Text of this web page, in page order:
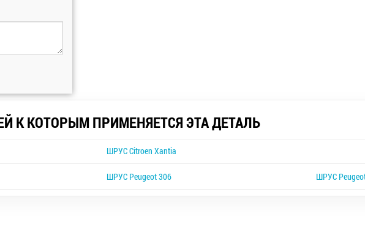
К КОТОРЫМ ПРИМЕНЯЕТСЯ ЭТА ДЕТАЛЬ
ШРУС Citroen Xantia
ШРУС Peugeot 306 ШРУС